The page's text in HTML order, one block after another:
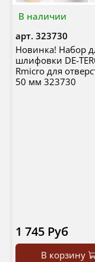
В наличии
арт. 323730
Новинка! Набор
шлифовки DE-
Rmicro для
50 мм 323730
1 745 Руб
В корзину